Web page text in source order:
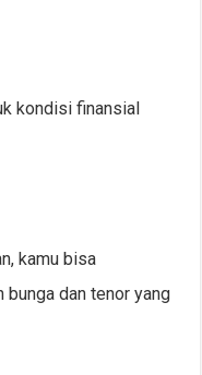
kondisi finansial
kamu bisa
dan tenor yang